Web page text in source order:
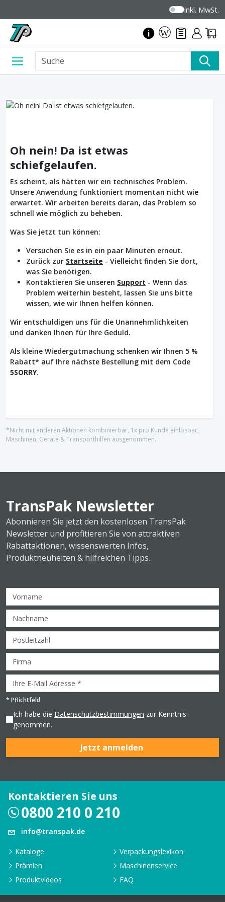
inkl. MwSt.
Oh nein! Da ist etwas
schiefgelaufen.
Es scheint, als hätten wir ein technisches Problem.
Unsere Anwendung funktioniert momentan nicht wie
erwartet. Wir arbeiten bereits daran, das Problem so
schnell wie möglich zu beheben.
Was Sie jetzt tun können:
Versuchen Sie es in ein paar Minuten erneut.
Zurück zur Startseite - Vielleicht finden Sie dort,
was Sie benötigen.
Kontaktieren Sie unseren Support - Wenn das
Problem weiterhin besteht, lassen Sie uns bitte
wissen, wie wir Ihnen helfen können.
Wir entschuldigen uns für die Unannehmlichkeiten
und danken Ihnen für Ihre Geduld.
Als kleine Wiedergutmachung schenken wir Ihnen 5 %
Rabatt* auf Ihre nächste Bestellung mit dem Code
5SORRY.
*Nicht mit anderen Aktionen kombinierbar, 1x pro Kunde einlösbar,
Maschinen, Geräte & Transporthilfen ausgenommen.
TransPak Newsletter
Abonnieren Sie jetzt den kostenlosen TransPak
Newsletter und profitieren Sie von attraktiven
Rabattaktionen, wissenswerten Infos,
Produktneuheiten & hilfreichen Tipps.
* Pflichtfeld
Ich habe die Datenschutzbestimmungen zur Kenntnis
genommen.
Jetzt anmelden
Kontaktieren Sie uns
0800 210 0 210
info@transpak.de
Kataloge
Verpackungslexikon
Prämien
Maschinenservice
Produktvideos
FAQ